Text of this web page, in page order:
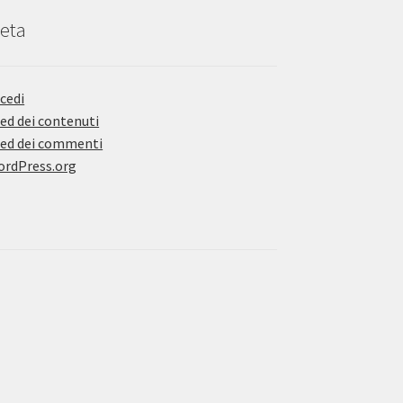
dei contenuti
dei commenti